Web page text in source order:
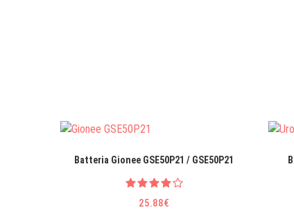
Batteria Gionee GSE50P21 / GSE50P21
25.88€